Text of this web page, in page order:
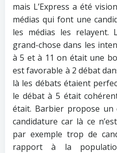
mais L’Express a été
médias qui font une
les médias les relayent.
grand-chose dans les
à 5 et à 11 on était une
est favorable à 2 débat
là les débats étaient
le débat à 5 était
était. Barbier propose un
candidature car là ce
par exemple trop de
rapport à la